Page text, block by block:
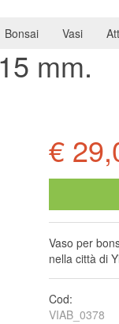
Bonsai
Vasi
mm.
€
Vaso per
nella città di
Cod:
VIAB_0378